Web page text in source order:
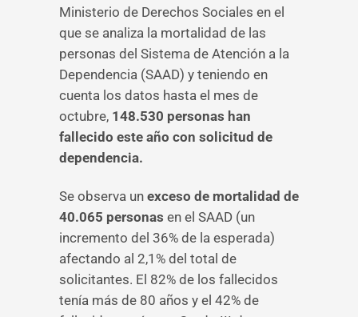
Ministerio de Derechos Sociales en el
que se analiza la mortalidad de las
personas del Sistema de Atención a la
Dependencia (SAAD) y teniendo en
cuenta los datos hasta el mes de
octubre, 148.530 personas han
fallecido este año con solicitud de
dependencia.
Se observa un exceso de mortalidad de
40.065 personas en el SAAD (un
incremento del 36% de la esperada)
afectando al 2,1% del total de
solicitantes. El 82% de los fallecidos
tenía más de 80 años y el 42% de